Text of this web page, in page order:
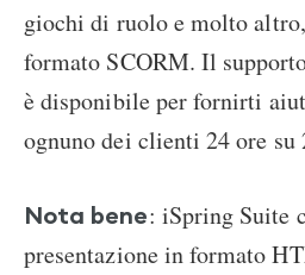
giochi di ruolo e molto
formato SCORM. Il
è disponibile per fornirti
ognuno dei clienti 24 ore su
Nota bene: iSpring Suite
presentazione in formato